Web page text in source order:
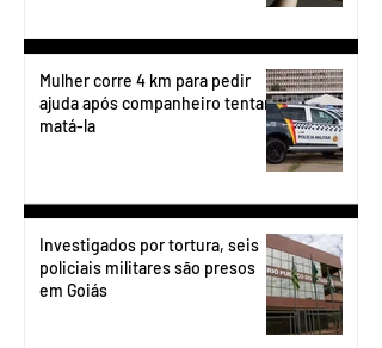
Mulher corre 4 km para pedir
ajuda após companheiro tentar
matá-la
Investigados por tortura, seis
policiais militares são presos
em Goiás